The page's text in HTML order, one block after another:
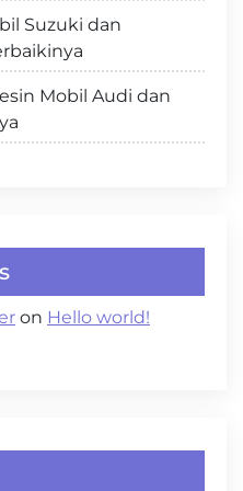
Suzuki dan
Mobil Audi dan
on Hello world!